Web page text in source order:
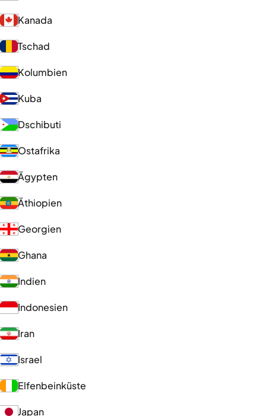
Kanada
Tschad
Kolumbien
Kuba
Dschibuti
Ostafrika
Ägypten
Äthiopien
Georgien
Ghana
Indien
Indonesien
Iran
Israel
Elfenbeinküste
Japan